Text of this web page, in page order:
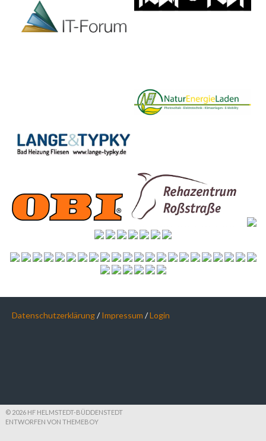
Datenschutzerklärung/Impressum /Login
© 2026 HF HELMSTEDT-BÜDDENSTEDT
ENTWORFEN VON THEMEBOY